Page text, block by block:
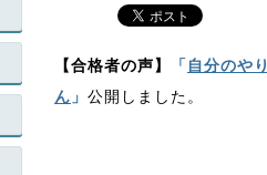
【合格者の声】 「自分のや
ん 」 公開しました。